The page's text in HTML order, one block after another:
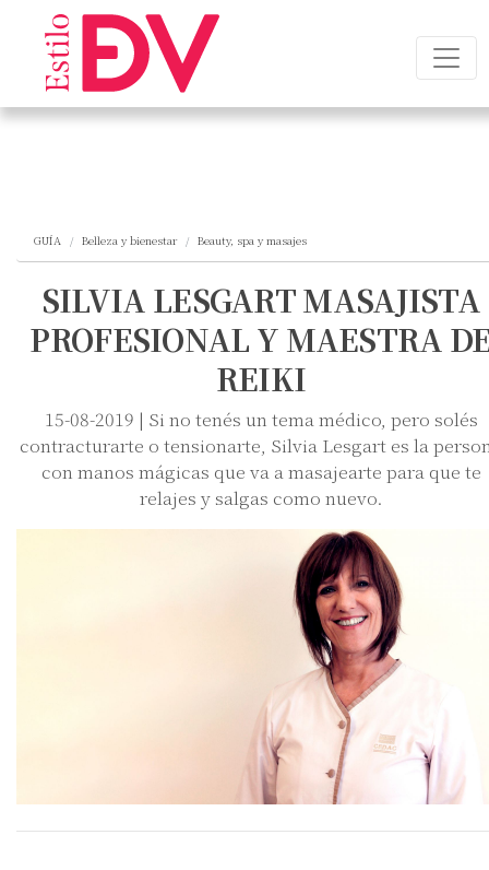
GUÍA Belleza y bienestar Beauty, spa y masajes
SILVIA LESGART MASAJISTA
PROFESIONAL Y MAESTRA
REIKI
15-08-2019 | Si no tenés un tema médico, pero solés
contracturarte o tensionarte, Silvia Lesgart es la
con manos mágicas que va a masajearte para que te
relajes y salgas como nuevo.